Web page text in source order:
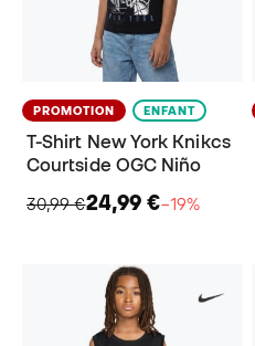
PROMOTION ENFANT
T-Shirt New York Knikcs
Courtside OGC Niño
30,99 €24,99 €−19%